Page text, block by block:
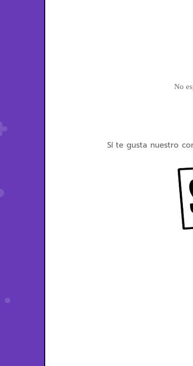
No
Sí te gusta nuestro